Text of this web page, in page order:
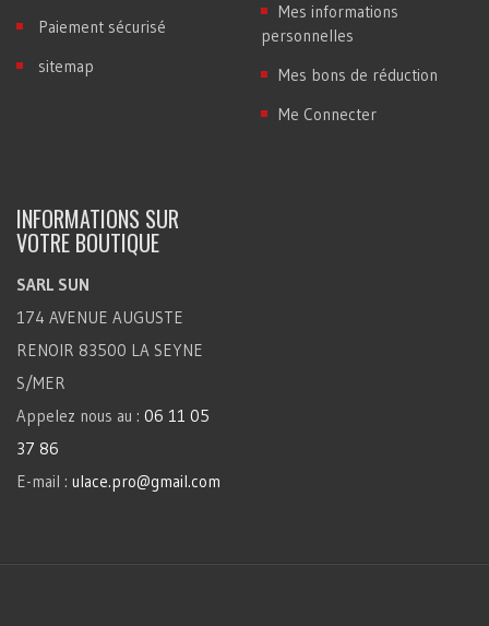
Paiement sécurisé
sitemap
Mes informations
personnelles
Mes bons de réduction
Me Connecter
INFORMATIONS SUR
VOTRE BOUTIQUE
SARL SUN
174 AVENUE AUGUSTE
RENOIR 83500 LA SEYNE
S/MER
Appelez nous au : 06 11 05
37 86
E-mail : ulace.pro@gmail.com